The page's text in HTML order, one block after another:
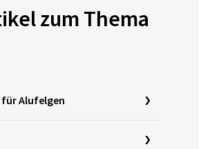
zum Thema
Alufelgen